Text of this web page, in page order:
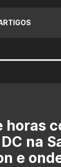
horas
na
e